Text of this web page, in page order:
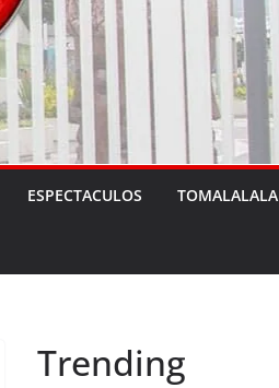
ESPECTACULOS TOMALALALA
Trending